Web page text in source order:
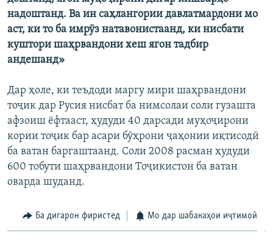
надоштанд. Ва ин саҳлангории давлатмардони мо
аст, ки то ба имрӯз натавонистаанд, ки нисбати
куштори шаҳрвандони хеш ягон тадбир
андешанд»
Дар ҳоле, ки теъдоди маргу мири шаҳрвандони
тоҷик дар Русия нисбат ба нимсолаи соли гузашта
афзоиш ёфтааст, ҳудуди 40 дарсади муҳоҷирони
кории тоҷик бар асари бӯҳрони ҷаҳонии иқтисодӣ
ба ватан баргаштаанд. Соли 2008 расман ҳудуди
600 тобути шаҳрвандони Тоҷикистон ба ватан
оварда шуданд.
Ба дигарон фиристед Мо дар шабакаҳои иҷтимоӣ